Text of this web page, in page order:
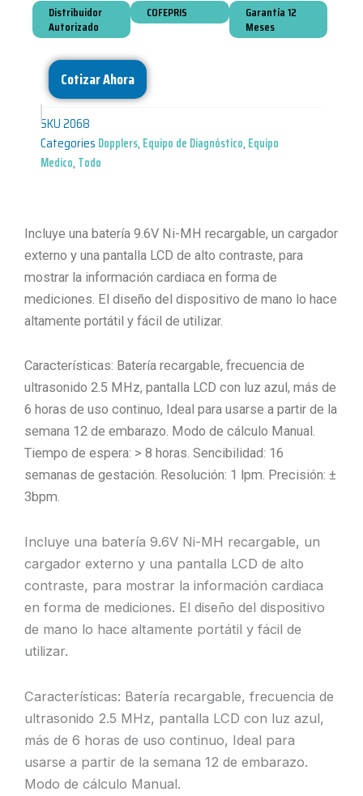
Distribuidor
Autorizado
COFEPRIS
Garantía 12
Meses
Cotizar Ahora
SKU2068
Categories Dopplers, Equipo de Diagnóstico, Equipo
Medico, Todo
Incluye una batería 9.6V Ni-MH recargable, un cargador
externo y una pantalla LCD de alto contraste, para
mostrar la información cardiaca en forma de
mediciones. El diseño del dispositivo de mano lo hace
altamente portátil y fácil de utilizar.
Características: Batería recargable, frecuencia de
ultrasonido 2.5 MHz, pantalla LCD con luz azul, más de
6 horas de uso continuo, Ideal para usarse a partir de la
semana 12 de embarazo. Modo de cálculo Manual.
Tiempo de espera: > 8 horas. Sencibilidad: 16
semanas de gestación. Resolución: 1 lpm. Precisión: ±
3bpm.
Incluye una batería 9.6V Ni-MH recargable, un
cargador externo y una pantalla LCD de alto
contraste, para mostrar la información cardiaca
en forma de mediciones. El diseño del dispositivo
de mano lo hace altamente portátil y fácil de
utilizar.
Características: Batería recargable, frecuencia de
ultrasonido 2.5 MHz, pantalla LCD con luz azul,
más de 6 horas de uso continuo, Ideal para
usarse a partir de la semana 12 de embarazo.
Modo de cálculo Manual.